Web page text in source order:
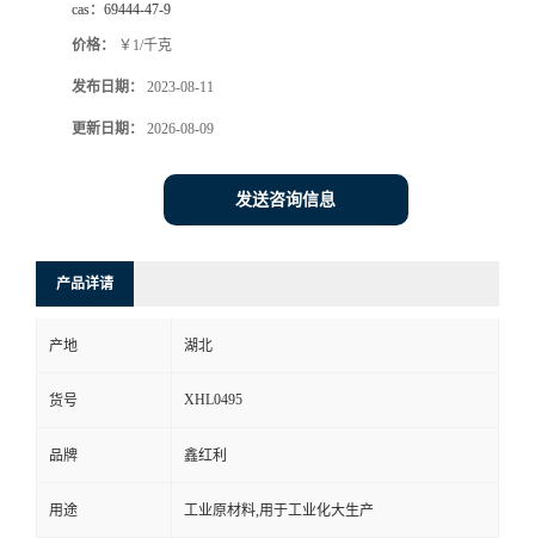
cas： 69444-47-9
价格： ￥1/千克
发布日期： 2023-08-11
更新日期： 2026-08-09
发送咨询信息
产品详请
产地 湖北
货号 XHL0495
品牌 鑫红利
用途 工业原材料,用于工业化大生产